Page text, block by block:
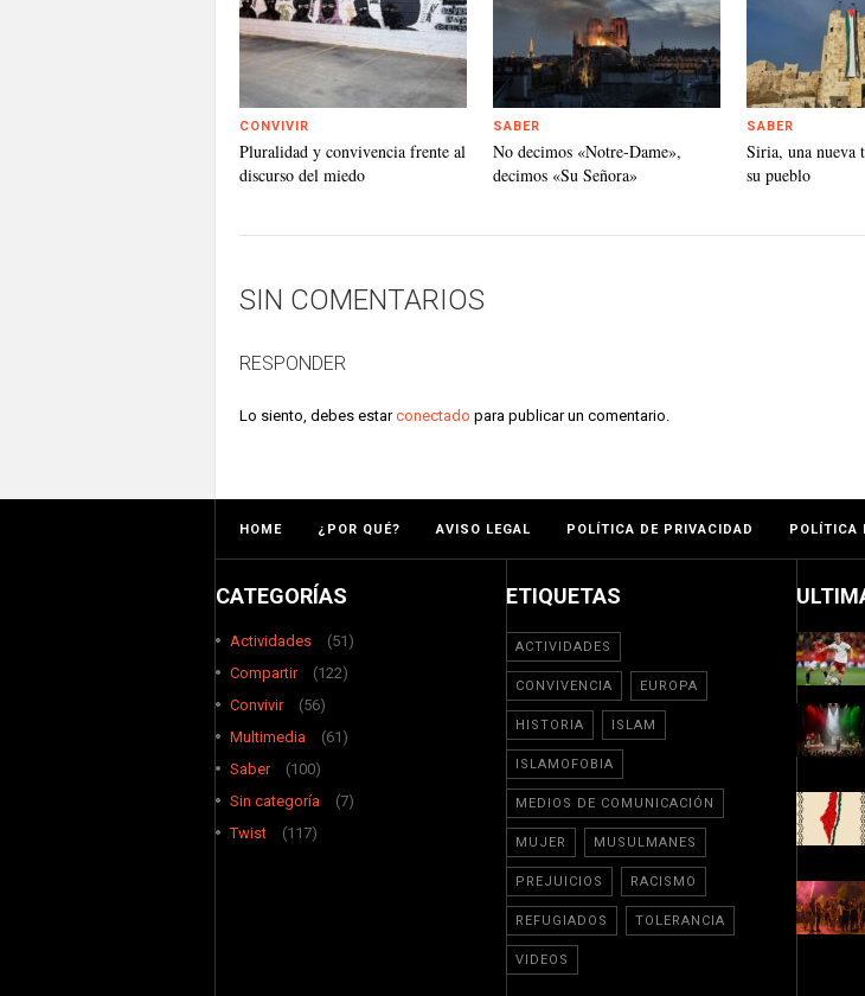
CONVIVIR
Pluralidad y convivencia frente al
discurso del miedo
SABER
No decimos «Notre-Dame»,
decimos «Su Señora»
SABER
Siria, una nueva
su pueblo
SIN COMENTARIOS
RESPONDER
Lo siento, debes estarconectado para publicar un comentario.
HOME ¿POR QUÉ? AVISO LEGAL POLÍTICA DE PRIVACIDAD POLÍTICA
CATEGORÍAS
Actividades
(51)
Compartir
(122)
Convivir
(56)
Multimedia
(61)
Saber
(100)
Sin categoría
(7)
Twist
(117)
ETIQUETAS
ACTIVIDADES
CONVIVENCIA EUROPA
HISTORIA ISLAM
ISLAMOFOBIA
MEDIOS DE COMUNICACIÓN
MUJER MUSULMANES
PREJUICIOS RACISMO
REFUGIADOS TOLERANCIA
VIDEOS